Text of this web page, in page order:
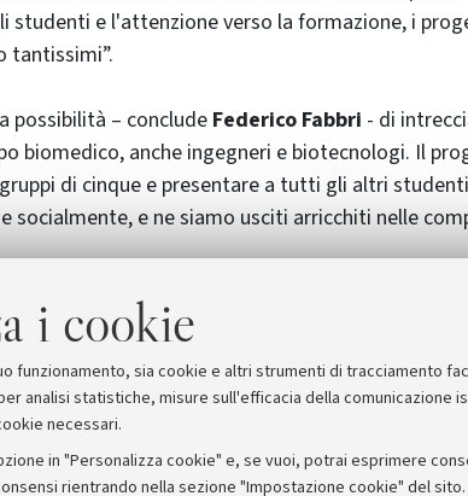
i cookie
funzionamento, sia cookie e altri strumenti di tracciamento
analisi statistiche, misure sull'efficacia della comunicazione
necessari.
in "Personalizza cookie" e, se vuoi, potrai esprimere
rientrando nella sezione "Impostazione cookie" del sito.
studenti e l'attenzione verso la formazione, i
tantissimi”.
possibilità – conclude Federico Fabbri - di
biomedico, anche ingegneri e biotecnologi. Il
di cinque e presentare a tutti gli altri
socialmente, e ne siamo usciti arricchiti nelle